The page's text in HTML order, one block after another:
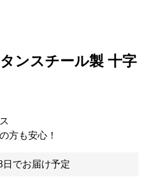
ンスチール製 十字
方も安心！
日でお届け予定